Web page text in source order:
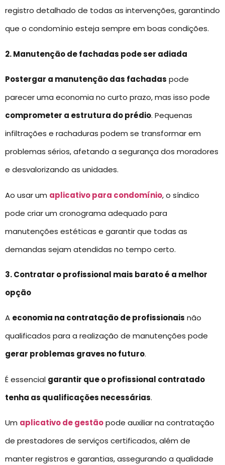
registro detalhado de todas as intervenções, garantindo
que o condomínio esteja sempre em boas condições.
2. Manutenção de fachadas pode ser adiada
Postergar a manutenção das fachadas pode
parecer uma economia no curto prazo, mas isso pode
comprometer a estrutura do prédio. Pequenas
infiltrações e rachaduras podem se transformar em
problemas sérios, afetando a segurança dos moradores
e desvalorizando as unidades.
Ao usar um aplicativo para condomínio, o síndico
pode criar um cronograma adequado para
manutenções estéticas e garantir que todas as
demandas sejam atendidas no tempo certo.
3. Contratar o profissional mais barato é a melhor
opção
A economia na contratação de profissionais não
qualificados para a realização de manutenções pode
gerar problemas graves no futuro.
É essencial garantir que o profissional contratado
tenha as qualificações necessárias.
Um aplicativo de gestãopode auxiliar na contratação
de prestadores de serviços certificados, além de
manter registros e garantias, assegurando a qualidade